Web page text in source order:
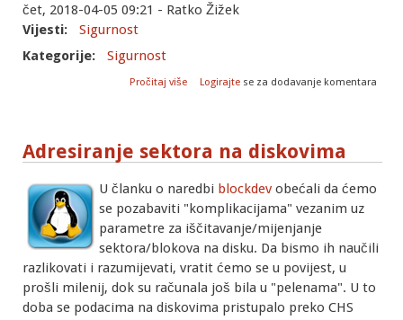
čet, 2018-04-05 09:21 - Ratko Žižek
Vijesti:
Sigurnost
Kategorije:
Sigurnost
Pročitaj više
o Kako je mali 7-Zip pobijedio pametnu
Logirajte se za dodavanje komentara
Adresiranje sektora na diskovima
U članku o naredbi blockdev obećali da ćemo
se pozabaviti "komplikacijama" vezanim uz
parametre za iščitavanje/mijenjanje
sektora/blokova na disku. Da bismo ih naučili
razlikovati i razumijevati, vratit ćemo se u povijest, u
prošli milenij, dok su računala još bila u "pelenama". U to
doba se podacima na diskovima pristupalo preko CHS